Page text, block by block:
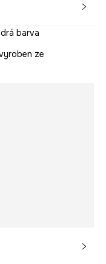
barva
ze